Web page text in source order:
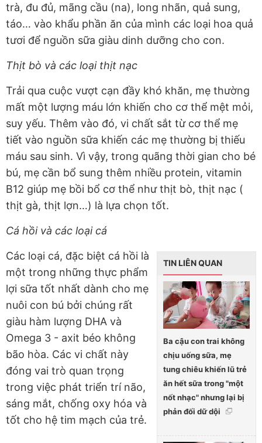
trà, đu đủ, mãng cầu (na), long nhãn, quả sung,
táo… vào khẩu phần ăn của mình các loại hoa quả
tươi để nguồn sữa giàu dinh dưỡng cho con.
Thịt bò và các loại thịt nạc
Trải qua cuộc vượt cạn đầy khó khăn, mẹ thường
mất một lượng máu lớn khiến cho cơ thể mệt mỏi,
suy yếu. Thêm vào đó, vi chất sắt từ cơ thể mẹ
tiết vào nguồn sữa khiến các mẹ thường bị thiếu
máu sau sinh. Vì vậy, trong quãng thời gian cho bé
bú, mẹ cần bổ sung thêm nhiều protein, vitamin
B12 giúp mẹ bồi bổ cơ thể như thịt bò, thịt nạc (
thịt gà, thịt lợn…) là lựa chọn tốt.
Cá hồi và các loại cá
TIN LIÊN QUAN
Ba cậu con trai không
chịu uống sữa, mẹ
tung chiêu khiến lũ trẻ
ăn hết sữa trong "một
nốt nhạc" nhưng lại bị
phản đối dữ dội
Các loại cá, đặc biệt cá hồi là
một trong những thực phẩm
lợi sữa tốt nhất dành cho mẹ
nuôi con bú bởi chúng rất
giàu hàm lượng DHA và
Omega 3 - axit béo không
bão hòa. Các vi chất này
đóng vai trò quan trọng
trong việc phát triển trí não,
sáng mắt, chống oxy hóa và
tốt cho hệ tim mạch của trẻ.